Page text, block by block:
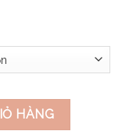
lượng
HÀNG